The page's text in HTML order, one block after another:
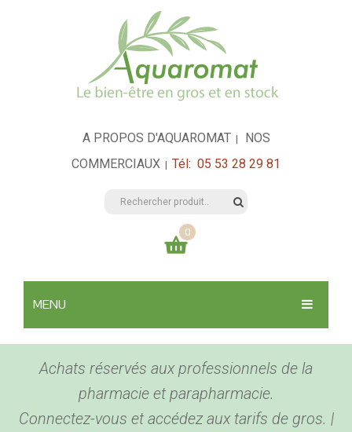
A PROPOS D'AQUAROMAT | NOS
COMMERCIAUX | Tél: 05 53 28 29 81
MENU
SANTÉ & HYGIÈNE
Hygiène buccale et oreilles
Produits de beauté
BÉBÉ & MAMAN
0
Votre panier est vide
TOTAL: 0,00€
Achats réservés aux professionnels de la
pharmacie et parapharmacie.
Connectez-vous et accédez aux tarifs de gros. |